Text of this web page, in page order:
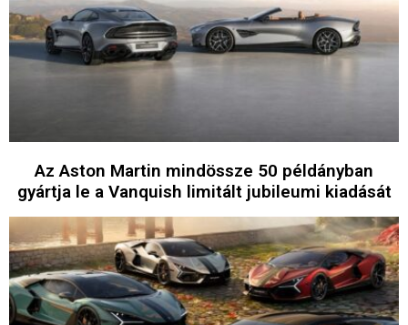
Az Aston Martin mindössze 50 példányban
gyártja le a Vanquish limitált jubileumi kiadását